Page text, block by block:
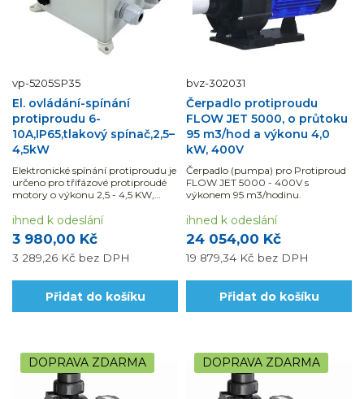
vp-5205SP35
El. ovládání-spínání
protiproudu 6-
10A,IP65,tlakový spínač,2,5–
4,5kW
Elektronické spínání protiproudu je
určeno pro třífázové protiproudé
motory o výkonu 2,5 - 4,5 KW,
3 980,00 Kč
3 289,26 Kč bez DPH
ihned k odeslání
Přidat do košíku
bvz-302031
Čerpadlo protiproudu
FLOW JET 5000, o průtoku
95 m3/hod a výkonu 4,0
kW, 400V
Čerpadlo (pumpa) pro Protiproud
FLOW JET 5000 - 400V s
výkonem 95 m3/hodinu.
24 054,00 Kč
19 879,34 Kč bez DPH
ihned k odeslání
Přidat do košíku
DOPRAVA ZDARMA DOPRAVA ZDARMA